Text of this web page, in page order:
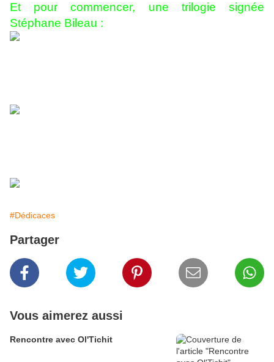
Et pour commencer, une trilogie signée
Stéphane Bileau :
#Dédicaces
Partager
Vous aimerez aussi
Rencontre avec Ol'Tichit